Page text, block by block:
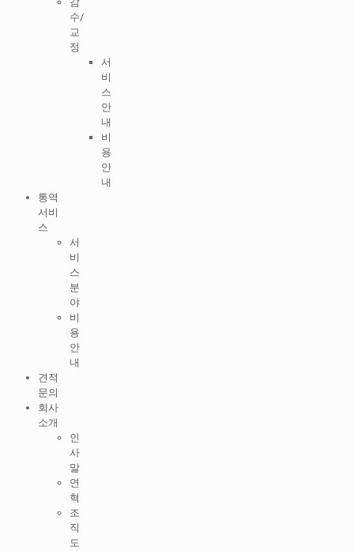
수/
교
정
서
비
스
안
내
비
용
안
내
통역
서비
스
서
비
스
분
야
비
용
안
내
견적
문의
회사
소개
인
사
말
연
혁
조
직
도